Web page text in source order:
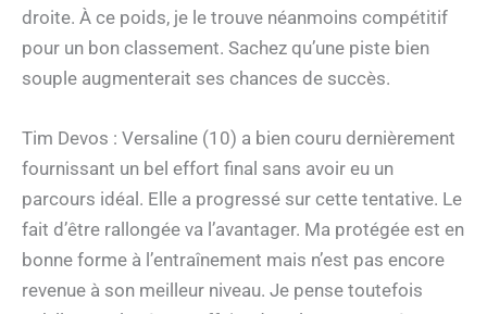
droite. À ce poids, je le trouve néanmoins compétitif
pour un bon classement. Sachez qu’une piste bien
souple augmenterait ses chances de succès.
Tim Devos : Versaline (10) a bien couru dernièrement
fournissant un bel effort final sans avoir eu un
parcours idéal. Elle a progressé sur cette tentative. Le
fait d’être rallongée va l’avantager. Ma protégée est en
bonne forme à l’entraînement mais n’est pas encore
revenue à son meilleur niveau. Je pense toutefois